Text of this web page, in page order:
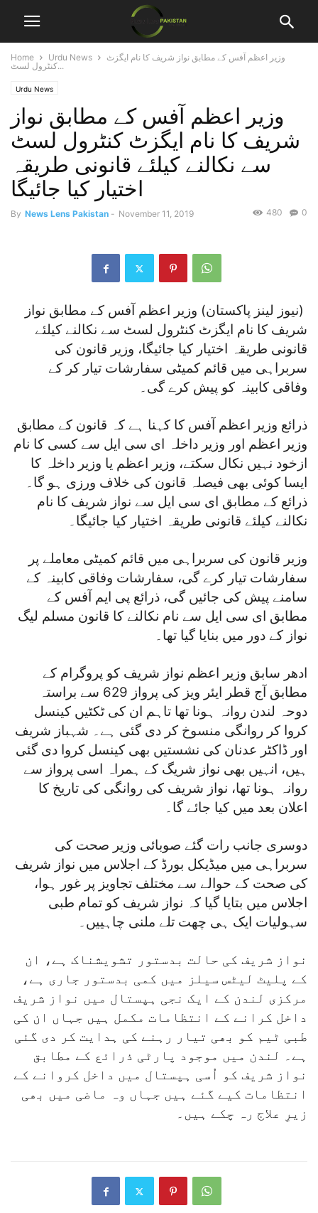
Home Urdu News
وزیر اعظم آفس کے مطابق نواز شریف کا نام ایگزٹ
کنٹرول لسٹ...
Urdu News
وزیر اعظم آفس کے مطابق نواز
شریف کا نام ایگزٹ کنٹرول لسٹ
سے نکالنے کیلئے قانونی طریقہ
اختیار کیا جائیگا
By News Lens Pakistan - November 11, 2019 0
480
(نیوز لینز پاکستان) وزیر اعظم آفس کے مطابق نواز
شریف کا نام ایگزٹ کنٹرول لسٹ سے نکالنے کیلئے
قانونی طریقہ اختیار کیا جائیگا، وزیر قانون کی
سربراہی میں قائم کمیٹی سفارشات تیار کر کے
وفاقی کابینہ کو پیش کرے گی۔
ذرائع وزیر اعظم آفس کا کہنا ہے کہ قانون کے مطابق
وزیر اعظم اور وزیر داخلہ ای سی ایل سے کسی کا نام
ازخود نہیں نکال سکتے، وزیر اعظم یا وزیر داخلہ کا
ایسا کوئی بھی فیصلہ قانون کی خلاف ورزی ہو گا۔
ذرائع کے مطابق ای سی ایل سے نواز شریف کا نام
نکالنے کیلئے قانونی طریقہ اختیار کیا جائیگا۔
وزیر قانون کی سربراہی میں قائم کمیٹی معاملے پر
سفارشات تیار کرے گی، سفارشات وفاقی کابینہ کے
سامنے پیش کی جائیں گی، ذرائع پی ایم آفس کے
مطابق ای سی ایل سے نام نکالنے کا قانون مسلم لیگ
نواز کے دور میں بنایا گیا تھا۔
ادھر سابق وزیر اعظم نواز شریف کو پروگرام کے
مطابق آج قطر ایئر ویز کی پرواز 629 سے براستہ
دوحہ لندن روانہ ہونا تھا تاہم ان کی ٹکٹیں کینسل
کروا کر روانگی منسوخ کر دی گئی ہے۔ شہباز شریف
اور ڈاکٹر عدنان کی نشستیں بھی کینسل کروا دی گئی
ہیں، انہیں بھی نواز شریگ کے ہمراہ اسی پرواز سے
روانہ ہونا تھا، نواز شریف کی روانگی کی تاریخ کا
اعلان بعد میں کیا جائے گا۔
دوسری جانب رات گئے صوبائی وزیر صحت کی
سربراہی میں میڈیکل بورڈ کے اجلاس میں نواز شریف
کی صحت کے حوالے سے مختلف تجاویز پر غور ہوا،
اجلاس میں بتایا گیا کہ نواز شریف کو تمام طبی
سہولیات ایک ہی چھت تلے ملنی چاہییں۔
نواز شریف کی حالت بدستور تشویشناک ہے، ان
کے پلیٹ لیٹس سیلز میں کمی بدستور جاری ہے،
مرکزی لندن کے ایک نجی ہپستال میں نواز شریف
داخل کرانے کے انتظامات مکمل ہیں جہاں ان کی
طبی ٹیم کو بھی تیار رہنے کی ہدایت کر دی گئی
ہے۔ لندن میں موجود پارٹی ذرائع کے مطابق
نواز شریف کو اُسی ہپستال میں داخل کروانے کے
انتظامات کیے گئے ہیں جہاں وہ ماضی میں بھی
زیرِ علاج رہ چکے ہیں۔